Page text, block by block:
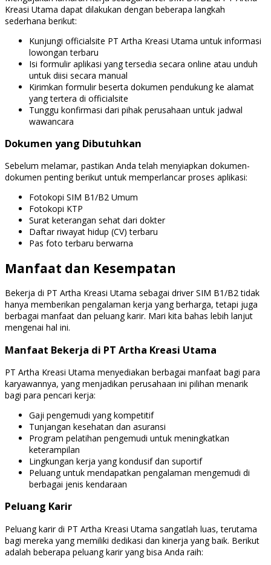
Kreasi Utama dapat dilakukan dengan beberapa langkah
sederhana berikut:
Kunjungi officialsite PT Artha Kreasi Utama untuk informasi
lowongan terbaru
Isi formulir aplikasi yang tersedia secara online atau unduh
untuk diisi secara manual
Kirimkan formulir beserta dokumen pendukung ke alamat
yang tertera di officialsite
Tunggu konfirmasi dari pihak perusahaan untuk jadwal
wawancara
Dokumen yang Dibutuhkan
Sebelum melamar, pastikan Anda telah menyiapkan dokumen-
dokumen penting berikut untuk memperlancar proses aplikasi:
Fotokopi SIM B1/B2 Umum
Fotokopi KTP
Surat keterangan sehat dari dokter
Daftar riwayat hidup (CV) terbaru
Pas foto terbaru berwarna
Manfaat dan Kesempatan
Bekerja di PT Artha Kreasi Utama sebagai driver SIM B1/B2 tidak
hanya memberikan pengalaman kerja yang berharga, tetapi juga
berbagai manfaat dan peluang karir. Mari kita bahas lebih lanjut
mengenai hal ini.
Manfaat Bekerja di PT Artha Kreasi Utama
PT Artha Kreasi Utama menyediakan berbagai manfaat bagi para
karyawannya, yang menjadikan perusahaan ini pilihan menarik
bagi para pencari kerja:
Gaji pengemudi yang kompetitif
Tunjangan kesehatan dan asuransi
Program pelatihan pengemudi untuk meningkatkan
keterampilan
Lingkungan kerja yang kondusif dan suportif
Peluang untuk mendapatkan pengalaman mengemudi di
berbagai jenis kendaraan
Peluang Karir
Peluang karir di PT Artha Kreasi Utama sangatlah luas, terutama
bagi mereka yang memiliki dedikasi dan kinerja yang baik. Berikut
adalah beberapa peluang karir yang bisa Anda raih: